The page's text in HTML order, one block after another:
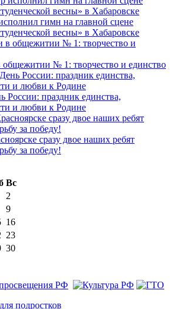
гимн на главной сцене
весны» в Хабаровске
общежитии № 1: творчество и единство
России: праздник единства,
и любви к Родине
сразу двое наших ребят
за победу!
Вс
2
9
16
23
30